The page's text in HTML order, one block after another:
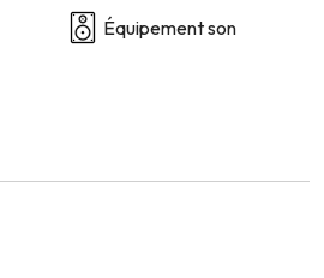
Équipement son